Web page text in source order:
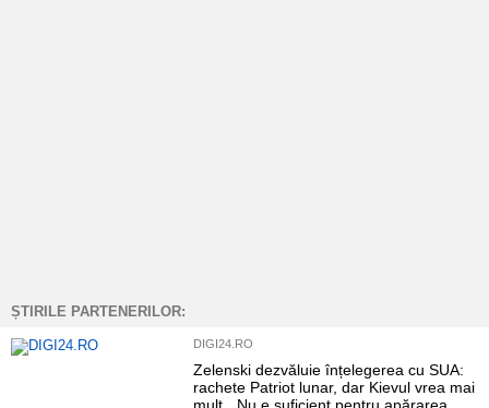
ȘTIRILE PARTENERILOR:
DIGI24.RO
Zelenski dezvăluie înțelegerea cu SUA:
rachete Patriot lunar, dar Kievul vrea mai